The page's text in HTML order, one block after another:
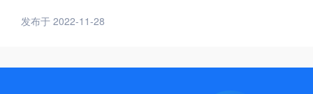
发布于 2022-11-28